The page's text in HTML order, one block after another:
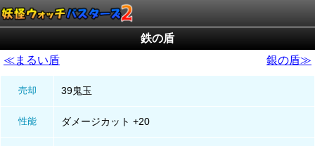
鉄の盾
≪まるい盾
銀の盾≫
売却 39鬼玉
性能 ダメージカット +20